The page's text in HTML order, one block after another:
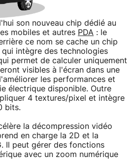
son nouveau chip dédié au
mobiles et autres PDA : le
ce nom se cache un chip
intègre des technologies
permet de calculer uniquement
visibles à l'écran dans une
les performances et
électrique disponible. Outre
4 textures/pixel et intègre
bits.
la décompression vidéo
en charge la 2D et la
Il peut gérer des fonctions
avec un zoom numérique